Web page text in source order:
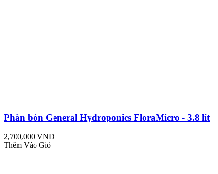
Phân bón General Hydroponics FloraMicro - 3.8 lít
2,700,000 VND
Thêm Vào Giỏ